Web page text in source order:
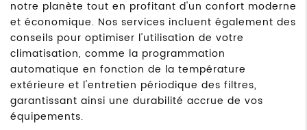
notre planète tout en profitant d'un confort moderne
et économique. Nos services incluent également des
conseils pour optimiser l'utilisation de votre
climatisation, comme la programmation
automatique en fonction de la température
extérieure et l'entretien périodique des filtres,
garantissant ainsi une durabilité accrue de vos
équipements.